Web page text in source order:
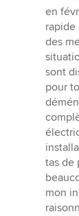
en
rapide
des
sont
pour
tas de
mon